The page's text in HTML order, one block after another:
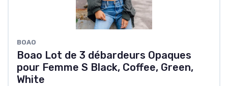
BOAO
Boao Lot de 3 débardeurs Opaques
pour Femme S Black, Coffee, Green,
White